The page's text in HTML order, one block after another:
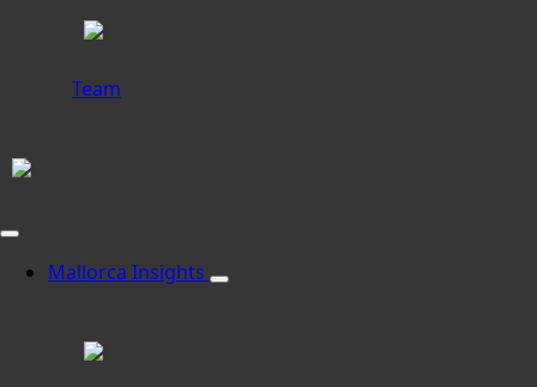
Team
Mallorca Insights